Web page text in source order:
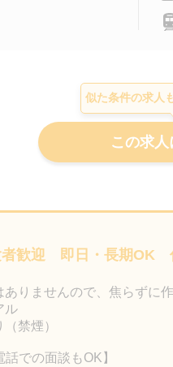
似た条件の求人
歓迎 即日・長期OK
ありませんので、焦らずに
ル
禁煙）
話での面談もOK】